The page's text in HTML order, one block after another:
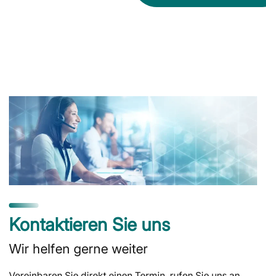
Kontaktieren Sie uns
Wir helfen gerne weiter